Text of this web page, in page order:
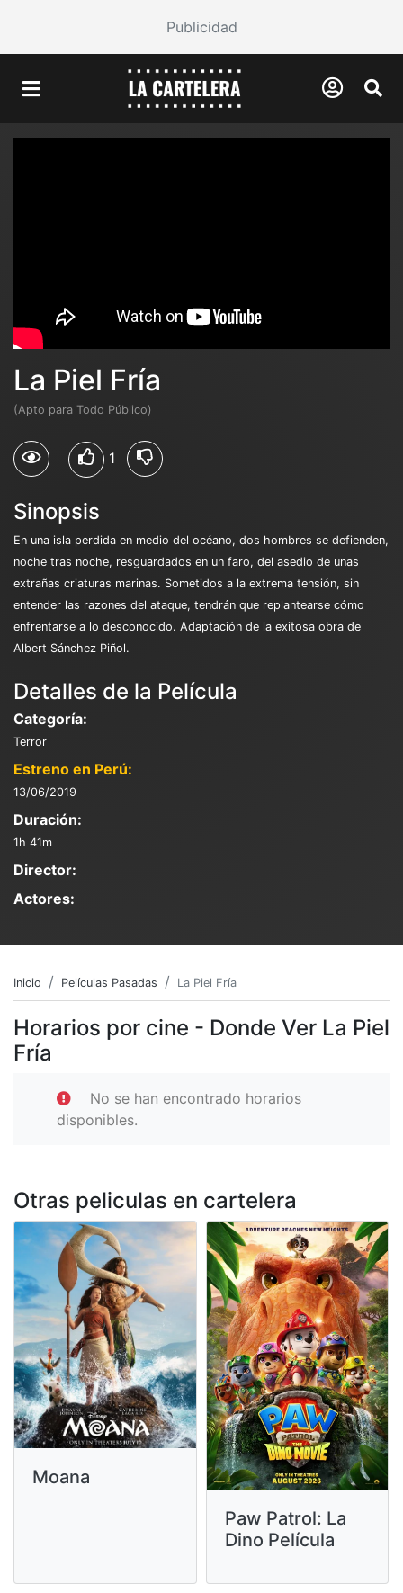
Publicidad
La Piel Fría
(Apto para Todo Público)
1
Sinopsis
En una isla perdida en medio del océano, dos hombres se defienden,
noche tras noche, resguardados en un faro, del asedio de unas
extrañas criaturas marinas. Sometidos a la extrema tensión, sin
entender las razones del ataque, tendrán que replantearse cómo
enfrentarse a lo desconocido. Adaptación de la exitosa obra de
Albert Sánchez Piñol.
Detalles de la Película
Categoría:
Terror
Estreno en Perú:
13/06/2019
Duración:
1h 41m
Director:
Actores:
Inicio Películas Pasadas La Piel Fría
Horarios por cine - Donde Ver La Piel
Fría
No se han encontrado horarios
disponibles.
Otras peliculas en cartelera
Moana
Paw Patrol: La
Dino Película